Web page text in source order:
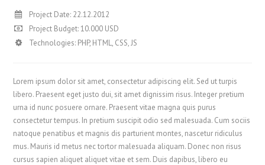
Project Date: 22.12.2012
Project Budget: 10.000 USD
Technologies: PHP, HTML, CSS, JS
Lorem ipsum dolor sit amet, consectetur adipiscing elit. Sed ut turpis
libero. Praesent eget justo dui, sit amet dignissim risus. Integer pretium
urna id nunc posuere ornare. Praesent vitae magna quis purus
consectetur tempus. In pretium suscipit odio sed malesuada. Cum sociis
natoque penatibus et magnis dis parturient montes, nascetur ridiculus
mus. Mauris id metus nec tortor malesuada aliquam. Donec non risus
cursus sapien aliquet aliquet vitae et sem. Duis dapibus, libero eu